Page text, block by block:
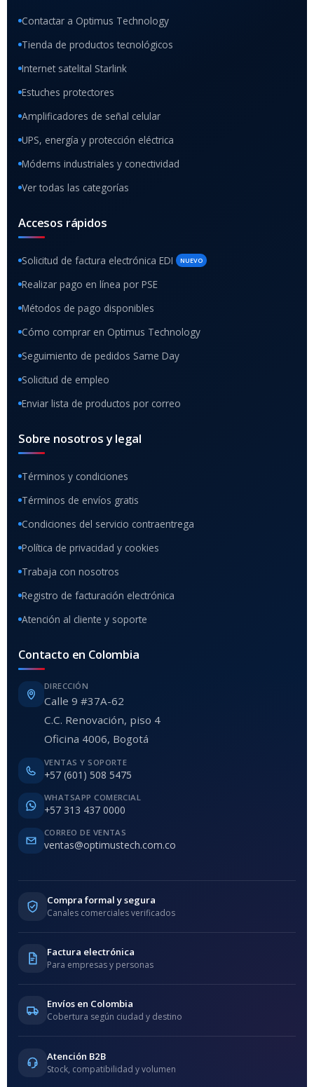
Contactar a Optimus Technology
Tienda de productos tecnológicos
Internet satelital Starlink
Estuches protectores
Amplificadores de señal celular
UPS, energía y protección eléctrica
Módems industriales y conectividad
Ver todas las categorías
Accesos rápidos
Solicitud de factura electrónica EDI NUEVO
Realizar pago en línea por PSE
Métodos de pago disponibles
Cómo comprar en Optimus Technology
Seguimiento de pedidos Same Day
Solicitud de empleo
Enviar lista de productos por correo
Sobre nosotros y legal
Términos y condiciones
Términos de envíos gratis
Condiciones del servicio contraentrega
Política de privacidad y cookies
Trabaja con nosotros
Registro de facturación electrónica
Atención al cliente y soporte
Contacto en Colombia
DIRECCIÓN
Calle 9 #37A-62
C.C. Renovación, piso 4
Oficina 4006, Bogotá
VENTAS Y SOPORTE
+57 (601) 508 5475
WHATSAPP COMERCIAL
+57 313 437 0000
CORREO DE VENTAS
ventas@optimustech.com.co
Compra formal y segura
Canales comerciales verificados
Factura electrónica
Para empresas y personas
Envíos en Colombia
Cobertura según ciudad y destino
Atención B2B
Stock, compatibilidad y volumen